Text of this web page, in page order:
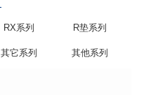
RX系列 R垫系列
其它系列 其他系列